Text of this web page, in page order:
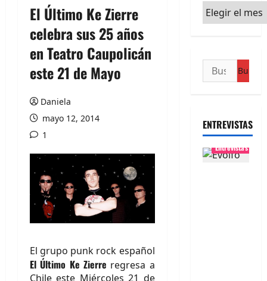
El Último Ke Zierre
celebra sus 25 años
en Teatro Caupolicán
este 21 de Mayo
Daniela
mayo 12, 2014
1
El grupo punk rock español
El Último Ke Zierre regresa a
Chile este Miércoles 21 de
Archivos
Buscar:
ENTREVISTAS
Entrevistas